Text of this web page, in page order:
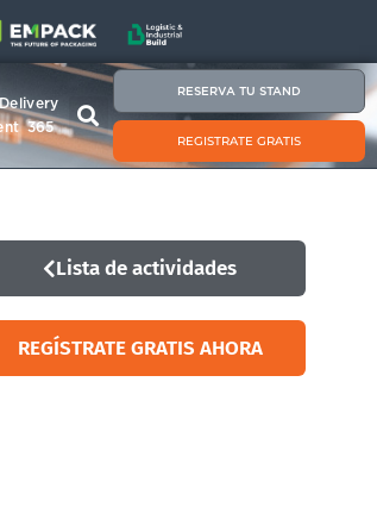
365
RESERVA TU STAND
REGISTRATE GRATIS
Lista de actividades
REGÍSTRATE GRATIS AHORA